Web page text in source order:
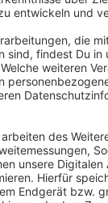
uns etwas